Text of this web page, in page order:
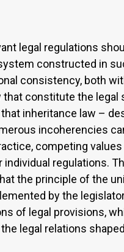
legal regulations
constructed in
consistency, both
constitute the legal
inheritance law –
incoherencies
competing values
regulations.
the principle of the
by the
of legal provisions,
legal relations